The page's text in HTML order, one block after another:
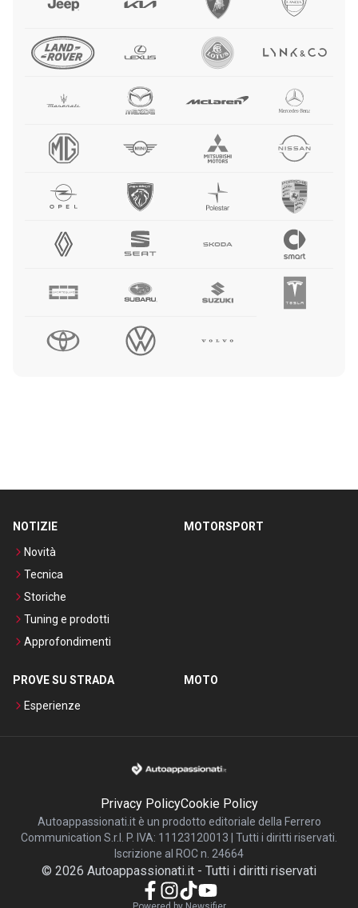
NOTIZIE
Novità
Tecnica
Storiche
Tuning e prodotti
Approfondimenti
MOTORSPORT
PROVE SU STRADA
Esperienze
MOTO
Privacy PolicyCookie Policy
Autoappassionati.it è un prodotto editoriale della Ferrero
Communication S.r.l. P. IVA: 11123120013 | Tutti i diritti riservati.
Iscrizione al ROC n. 24664
© 2026 Autoappassionati.it - Tutti i diritti riservati